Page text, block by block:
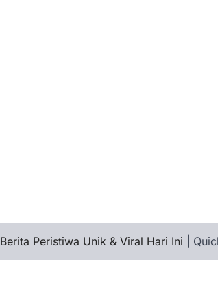
Berita Peristiwa Unik & Viral Hari Ini |